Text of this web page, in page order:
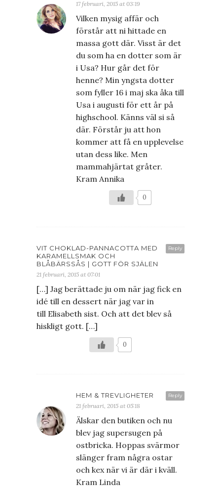
17 februari, 2015 at 03:19
Vilken mysig affär och
förstår att ni hittade en
massa gott där. Visst är det
du som ha en dotter som är
i Usa? Hur går det för
henne? Min yngsta dotter
som fyller 16 i maj ska åka till
Usa i augusti för ett år på
highschool. Känns väl si så
där. Förstår ju att hon
kommer att få en upplevelse
utan dess like. Men
mammahjärtat gråter.
Kram Annika
0
Reply
VIT CHOKLAD-PANNACOTTA MED
KARAMELLSMAK OCH
BLÅBÄRSSÅS | GOTT FÖR SJÄLEN
21 februari, 2015 at 07:01
[…] Jag berättade ju om när jag fick en
idé till en dessert när jag var in
till Elisabeth sist. Och att det blev så
hiskligt gott. […]
0
Reply
HEM & TREVLIGHETER
21 februari, 2015 at 05:18
Älskar den butiken och nu
blev jag supersugen på
ostbricka. Hoppas svärmor
slänger fram några ostar
och kex när vi är där i kväll.
Kram Linda